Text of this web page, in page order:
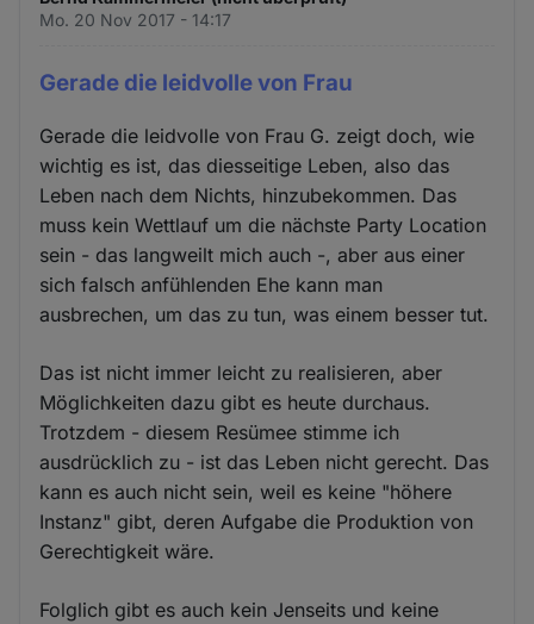
Mo. 20 Nov 2017 - 14:17
Gerade die leidvolle von Frau
Gerade die leidvolle von Frau G. zeigt doch, wie
wichtig es ist, das diesseitige Leben, also das
Leben nach dem Nichts, hinzubekommen. Das
muss kein Wettlauf um die nächste Party Location
sein - das langweilt mich auch -, aber aus einer
sich falsch anfühlenden Ehe kann man
ausbrechen, um das zu tun, was einem besser tut.
Das ist nicht immer leicht zu realisieren, aber
Möglichkeiten dazu gibt es heute durchaus.
Trotzdem - diesem Resümee stimme ich
ausdrücklich zu - ist das Leben nicht gerecht. Das
kann es auch nicht sein, weil es keine "höhere
Instanz" gibt, deren Aufgabe die Produktion von
Gerechtigkeit wäre.
Folglich gibt es auch kein Jenseits und keine